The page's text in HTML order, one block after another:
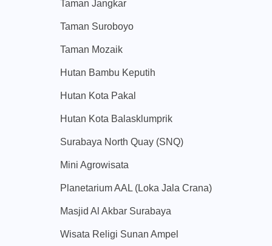
Taman Jangkar
Taman Suroboyo
Taman Mozaik
Hutan Bambu Keputih
Hutan Kota Pakal
Hutan Kota Balasklumprik
Surabaya North Quay (SNQ)
Mini Agrowisata
Planetarium AAL (Loka Jala Crana)
Masjid Al Akbar Surabaya
Wisata Religi Sunan Ampel